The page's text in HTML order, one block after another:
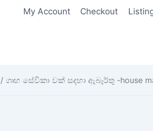
My Account Checkout
/ ගෘහ සේවිකා වක් සදහා ඇබෑර්තු -house